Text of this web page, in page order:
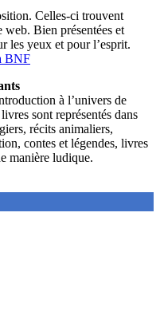
Celles-ci trouvent
Bien présentées et
les yeux et pour l’esprit.
BNF
à l’univers de
sont représentés dans
récits animaliers,
contes et légendes, livres
manière ludique.